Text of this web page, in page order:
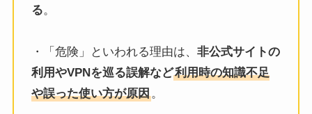
る。
・「危険」といわれる理由は、非公式サイトの
利用やVPNを巡る誤解など利用時の知識不足
や誤った使い方が原因。